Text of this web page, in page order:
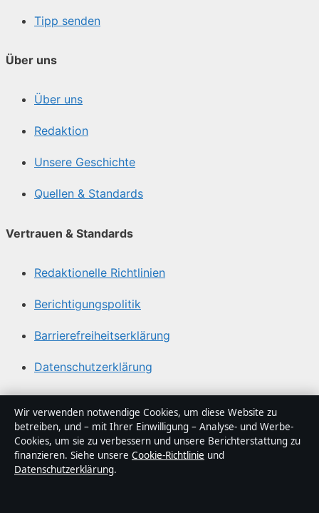
Tipp senden
Über uns
Über uns
Redaktion
Unsere Geschichte
Quellen & Standards
Vertrauen & Standards
Redaktionelle Richtlinien
Berichtigungspolitik
Barrierefreiheitserklärung
Datenschutzerklärung
Über Lagepunkt in Kürze
Lagepunkt ist ein unabhängiger digitaler
Nachrichtenanbieter mit Fokus auf Politik, Wirtschaft,
Technik und Gesellschaft in Deutschland. Jeder Artikel
Wir verwenden notwendige Cookies, um diese Website zu
betreiben, und – mit Ihrer Einwilligung – Analyse- und Werbe-
Cookies, um sie zu verbessern und unsere Berichterstattung zu
finanzieren. Siehe unsere Cookie-Richtlinie und
Datenschutzerklärung.